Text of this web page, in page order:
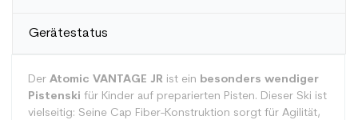
Gerätestatus
Der Atomic VANTAGE JR ist ein besonders wendiger
Pistenski für Kinder auf preparierten Pisten. Dieser Ski ist
vielseitig: Seine Cap Fiber-Konstruktion sorgt für Agilität,